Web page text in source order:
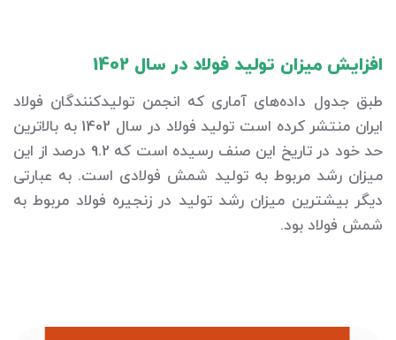
افزایش میزان تولید فولاد در سال 1402
طبق جدول داده‌های آماری که انجمن تولیدکنندگان فولاد
ایران منتشر کرده است تولید فولاد در سال 1402 به بالاترین
حد خود در تاریخ این صنف رسیده است که 9.2 درصد از این
میزان رشد مربوط به تولید شمش فولادی است. به عبارتی
دیگر بیشترین میزان رشد تولید در زنجیره فولاد مربوط به
شمش فولاد بود.